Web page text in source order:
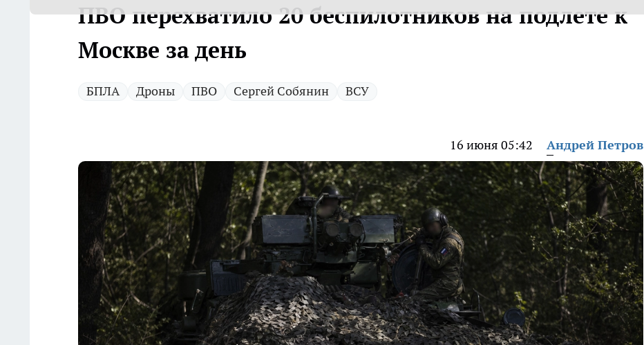
ПВО перехватило 20 беспилотников на подлете к
Москве за день
БПЛА Дроны ПВО Сергей Собянин ВСУ
16 июня 05:42 Андрей Петров